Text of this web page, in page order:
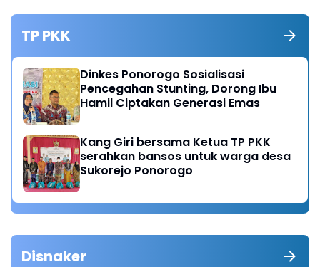
TP PKK
Dinkes Ponorogo Sosialisasi
Pencegahan Stunting, Dorong Ibu
Hamil Ciptakan Generasi Emas
Kang Giri bersama Ketua TP PKK
serahkan bansos untuk warga desa
Sukorejo Ponorogo
Disnaker